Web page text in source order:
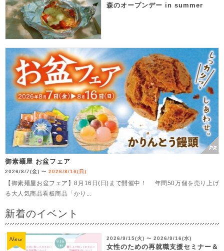
森のオープンデー in summer
御素麺屋 お盆フェア
2026/8/7(金) 〜 2026/8/16(日)
【御素麺屋お盆フェア】8月16日(日)まで開催中！ 年間50万個を売り上げ
る大人気商品看板商品「かり...
新着のイベント
2026/9/15(火) 〜 2026/9/16(水)
女性のための再就職支援セミナー＆